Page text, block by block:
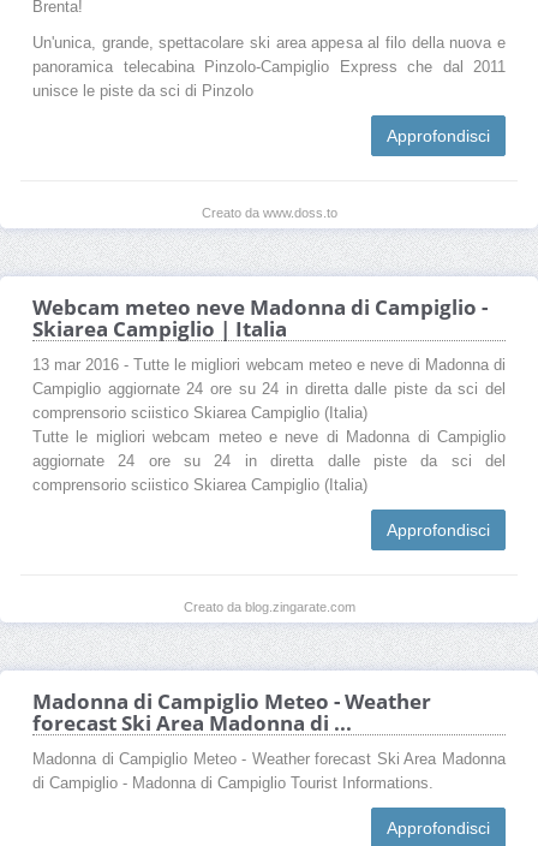
Brenta!
Un'unica, grande, spettacolare ski area appesa al filo della nuova e
panoramica telecabina Pinzolo-Campiglio Express che dal 2011
unisce le piste da sci di Pinzolo
Approfondisci
Creato da www.doss.to
Webcam meteo neve Madonna di Campiglio -
Skiarea Campiglio | Italia
13 mar 2016 - Tutte le migliori webcam meteo e neve di Madonna di
Campiglio aggiornate 24 ore su 24 in diretta dalle piste da sci del
comprensorio sciistico Skiarea Campiglio (Italia)
Tutte le migliori webcam meteo e neve di Madonna di Campiglio
aggiornate 24 ore su 24 in diretta dalle piste da sci del
comprensorio sciistico Skiarea Campiglio (Italia)
Approfondisci
Creato da blog.zingarate.com
Madonna di Campiglio Meteo - Weather
forecast Ski Area Madonna di ...
Madonna di Campiglio Meteo - Weather forecast Ski Area Madonna
di Campiglio - Madonna di Campiglio Tourist Informations.
Approfondisci